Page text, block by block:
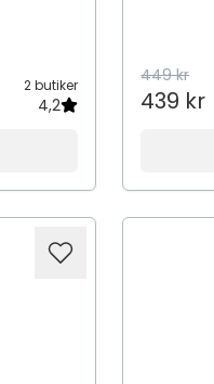
2 butiker
4,2
449 kr
439 kr